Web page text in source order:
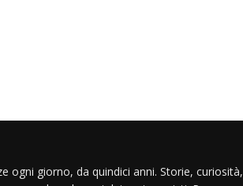
ogni giorno, da quindici anni. Storie, curiosità,